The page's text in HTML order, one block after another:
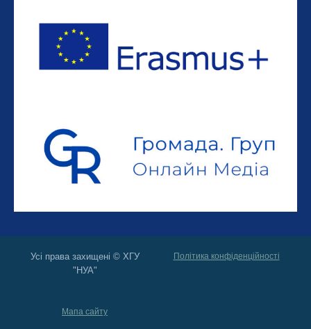
Усі права захищені © ХГУ
"НУА"
Політика конфіденційності
Мапа сайту